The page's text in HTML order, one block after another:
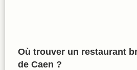
Où trouver un restaurant
de Caen ?